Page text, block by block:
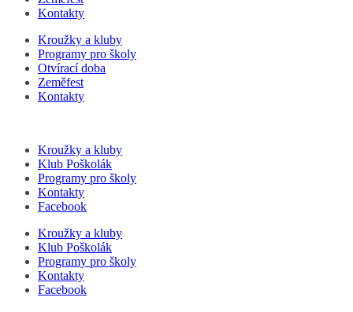
Kontakty
Kroužky a kluby
Programy pro školy
Otvírací doba
Zeměfest
Kontakty
Kroužky a kluby
Klub Poškolák
Programy pro školy
Kontakty
Facebook
Kroužky a kluby
Klub Poškolák
Programy pro školy
Kontakty
Facebook